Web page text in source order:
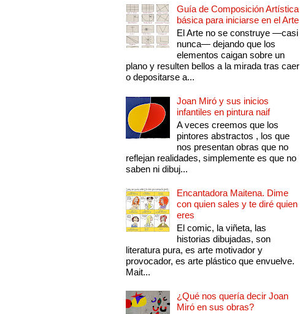
Guía de Composición Artística
básica para iniciarse en el Arte
El Arte no se construye —casi
nunca— dejando que los
elementos caigan sobre un
plano y resulten bellos a la mirada tras caer
o depositarse a...
Joan Miró y sus inicios
infantiles en pintura naif
A veces creemos que los
pintores abstractos , los que
nos presentan obras que no
reflejan realidades, simplemente es que no
saben ni dibuj...
Encantadora Maitena. Dime
con quien sales y te diré quien
eres
El comic, la viñeta, las
historias dibujadas, son
literatura pura, es arte motivador y
provocador, es arte plástico que envuelve.
Mait...
¿Qué nos quería decir Joan
Miró en sus obras?